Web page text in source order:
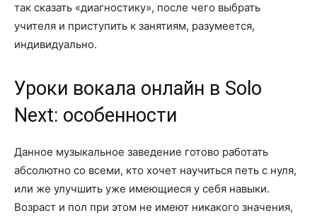
так сказать «диагностику», после чего выбрать
учителя и приступить к занятиям, разумеется,
индивидуально.
Уроки вокала онлайн в Solo
Next: особенности
Данное музыкальное заведение готово работать
абсолютно со всеми, кто хочет научиться петь с нуля,
или же улучшить уже имеющиеся у себя навыки.
Возраст и пол при этом не имеют никакого значения,